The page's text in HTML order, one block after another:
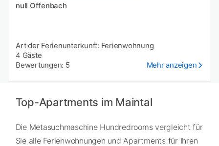
null Offenbach
Art der Ferienunterkunft: Ferienwohnung
4 Gäste
Bewertungen: 5
Mehr anzeigen
Top-Apartments im Maintal
Die Metasuchmaschine Hundredrooms vergleicht für
Sie alle Ferienwohnungen und Apartments für Ihren